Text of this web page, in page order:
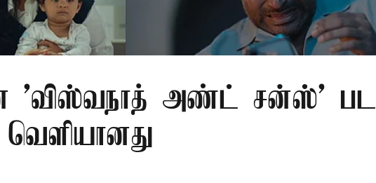
'விஸ்வநாத் அண்ட் சன்ஸ்' பட
வெளியானது